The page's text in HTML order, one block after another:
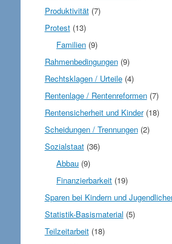
Produktivität(7)
Protest(13)
Familien (9)
Rahmenbedingungen(9)
Rechtsklagen / Urteile(4)
Rentenlage / Rentenreformen(7)
Rentensicherheit und Kinder(18)
Scheidungen / Trennungen(2)
Sozialstaat(36)
Abbau (9)
Finanzierbarkeit (19)
Sparen bei Kindern und
Statistik-Basismaterial (5)
Teilzeitarbeit(18)